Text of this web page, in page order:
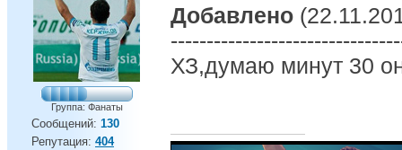
Группа: Фанаты
Сообщений: 130
Репутация: 404
Добавлено
ХЗ,думаю минут 30